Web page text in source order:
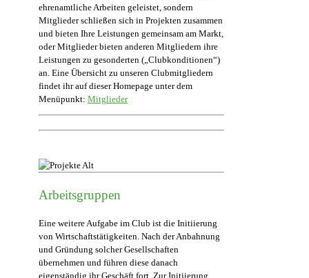
ehrenamtliche Arbeiten geleistet, sondern
Mitglieder schließen sich in Projekten zusammen
und bieten Ihre Leistungen gemeinsam am Markt,
oder Mitglieder bieten anderen Mitgliedern ihre
Leistungen zu gesonderten („Clubkonditionen“)
an. Eine Übersicht zu unseren Clubmitgliedern
findet ihr auf dieser Homepage unter dem
Menüpunkt: Mitglieder
Arbeitsgruppen
Eine weitere Aufgabe im Club ist die Initiierung
von Wirtschaftstätigkeiten. Nach der Anbahnung
und Gründung solcher Gesellschaften
übernehmen und führen diese danach
eigenständig ihr Geschäft fort. Zur Initiierung